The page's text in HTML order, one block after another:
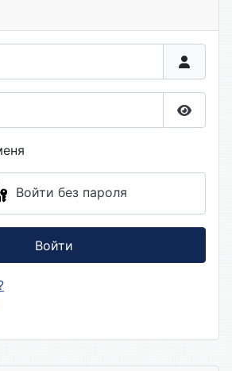
Войти без пароля
Войти